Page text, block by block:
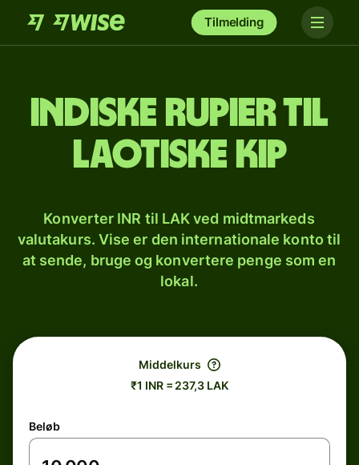
Tilmelding
Indiske rupier til
laotiske kip
Konverter INR til LAK ved midtmarkeds
valutakurs. Vise er den internationale konto til
at sende, bruge og konvertere penge som en
lokal.
Middelkurs
₹1 INR = 237,3 LAK
Beløb